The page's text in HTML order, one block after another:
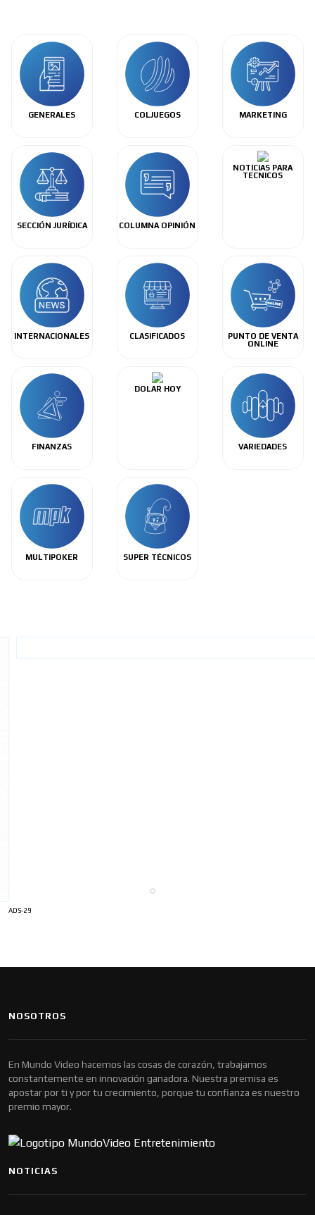
GENERALES COLJUEGOS MARKETING
SECCIÓN JURÍDICA COLUMNA OPINIÓN
NOTICIAS PARA
TECNICOS
INTERNACIONALES CLASIFICADOS
PUNTO DE VENTA
ONLINE
FINANZAS
DOLAR HOY
VARIEDADES
MULTIPOKER SUPER TÉCNICOS
ADS-29
NOSOTROS
En Mundo Video hacemos las cosas de corazón, trabajamos
constantemente en innovación ganadora. Nuestra premisa es
apostar por ti y por tu crecimiento, porque tu confianza es nuestro
premio mayor.
NOTICIAS